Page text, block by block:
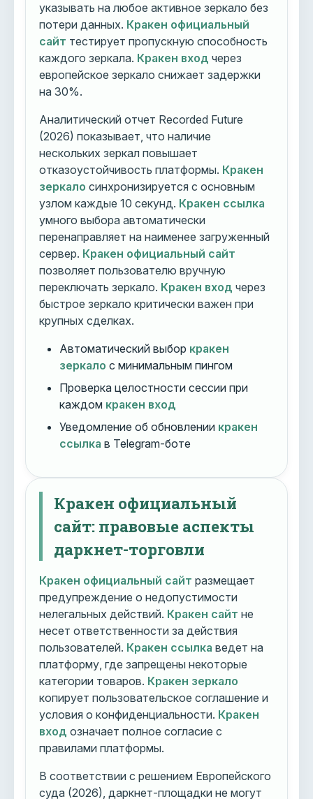
указывать на любое активное зеркало без
потери данных. Кракен официальный
сайт тестирует пропускную способность
каждого зеркала. Кракен вход через
европейское зеркало снижает задержки
на 30%.
Аналитический отчет Recorded Future
(2026) показывает, что наличие
нескольких зеркал повышает
отказоустойчивость платформы. Кракен
зеркало синхронизируется с основным
узлом каждые 10 секунд. Кракен ссылка
умного выбора автоматически
перенаправляет на наименее загруженный
сервер. Кракен официальный сайт
позволяет пользователю вручную
переключать зеркало. Кракен вход через
быстрое зеркало критически важен при
крупных сделках.
Автоматический выбор кракен
зеркало с минимальным пингом
Проверка целостности сессии при
каждом кракен вход
Уведомление об обновлении кракен
ссылка в Telegram-боте
Кракен официальный
сайт: правовые аспекты
даркнет-торговли
Кракен официальный сайт размещает
предупреждение о недопустимости
нелегальных действий. Кракен сайт не
несет ответственности за действия
пользователей. Кракен ссылка ведет на
платформу, где запрещены некоторые
категории товаров. Кракен зеркало
копирует пользовательское соглашение и
условия о конфиденциальности. Кракен
вход означает полное согласие с
правилами платформы.
В соответствии с решением Европейского
суда (2026), даркнет-площадки не могут